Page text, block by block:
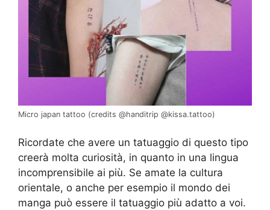
Micro japan tattoo (credits @handitrip @kissa.tattoo)
Ricordate che avere un tatuaggio di questo tipo
creerà molta curiosità, in quanto in una lingua
incomprensibile ai più. Se amate la cultura
orientale, o anche per esempio il mondo dei
manga può essere il tatuaggio più adatto a voi.